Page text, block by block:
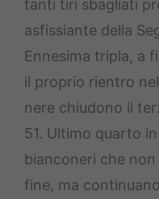
tanti tiri sbagliati
asfissiante della
Ennesima tripla, a
il proprio rientro
nere chiudono il
51. Ultimo quarto
bianconeri che
fine, ma